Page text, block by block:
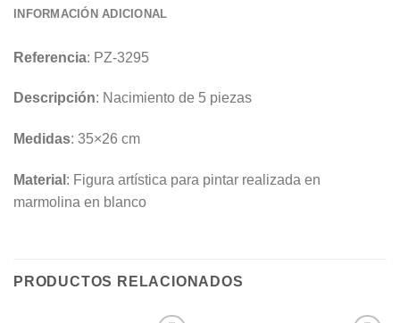
INFORMACIÓN ADICIONAL
Referencia: PZ-3295
Descripción: Nacimiento de 5 piezas
Medidas: 35×26 cm
Material : Figura artística para pintar realizada en
marmolina en blanco
PRODUCTOS RELACIONADOS